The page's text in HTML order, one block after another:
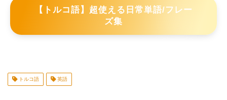
【トルコ語】超使える日常単語/フレー
ズ集
トルコ語 英語